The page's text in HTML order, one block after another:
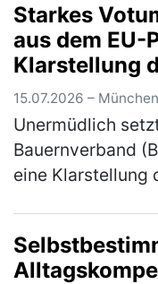
Bernreiter, MdL,
Starkes
aus dem EU-
Klarstellung
angenommen
15.07.2026 – München
Unermüdlich
Bauernverband
eine Klarstellung